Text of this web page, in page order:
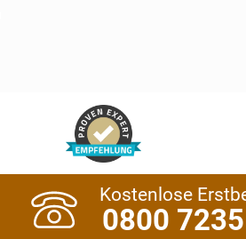
Kostenlose
0800